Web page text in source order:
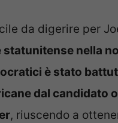
da digerire per
statunitense nella
è stato
dal candidato
, riuscendo a